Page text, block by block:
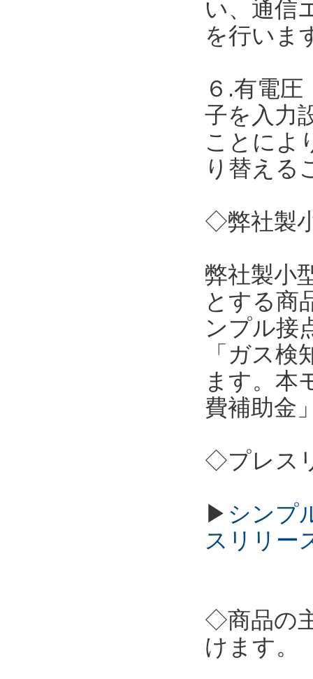
い、通信
を行いま
６.有電
子を入力
ことによ
り替える
◇弊社製
弊社製小
とする商
ンプル接
「ガス
ます。本
費補助金
◇プレス
▶ シンプ
スリリー
◇商品の
けます。